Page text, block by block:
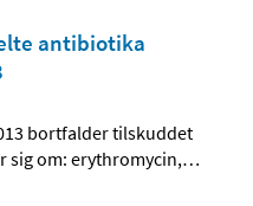
antibiotika
bortfalder tilskuddet
sig om: erythromycin,…